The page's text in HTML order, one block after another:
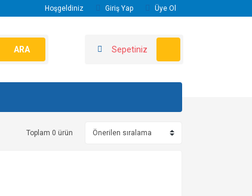
Hoşgeldiniz Giriş Yap Üye Ol
ARA Sepetiniz
Toplam 0 ürün